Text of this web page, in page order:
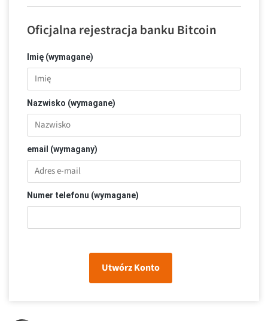
Oficjalna rejestracja banku Bitcoin
Imię (wymagane)
Nazwisko (wymagane)
email (wymagany)
Numer telefonu (wymagane)
Utwórz Konto